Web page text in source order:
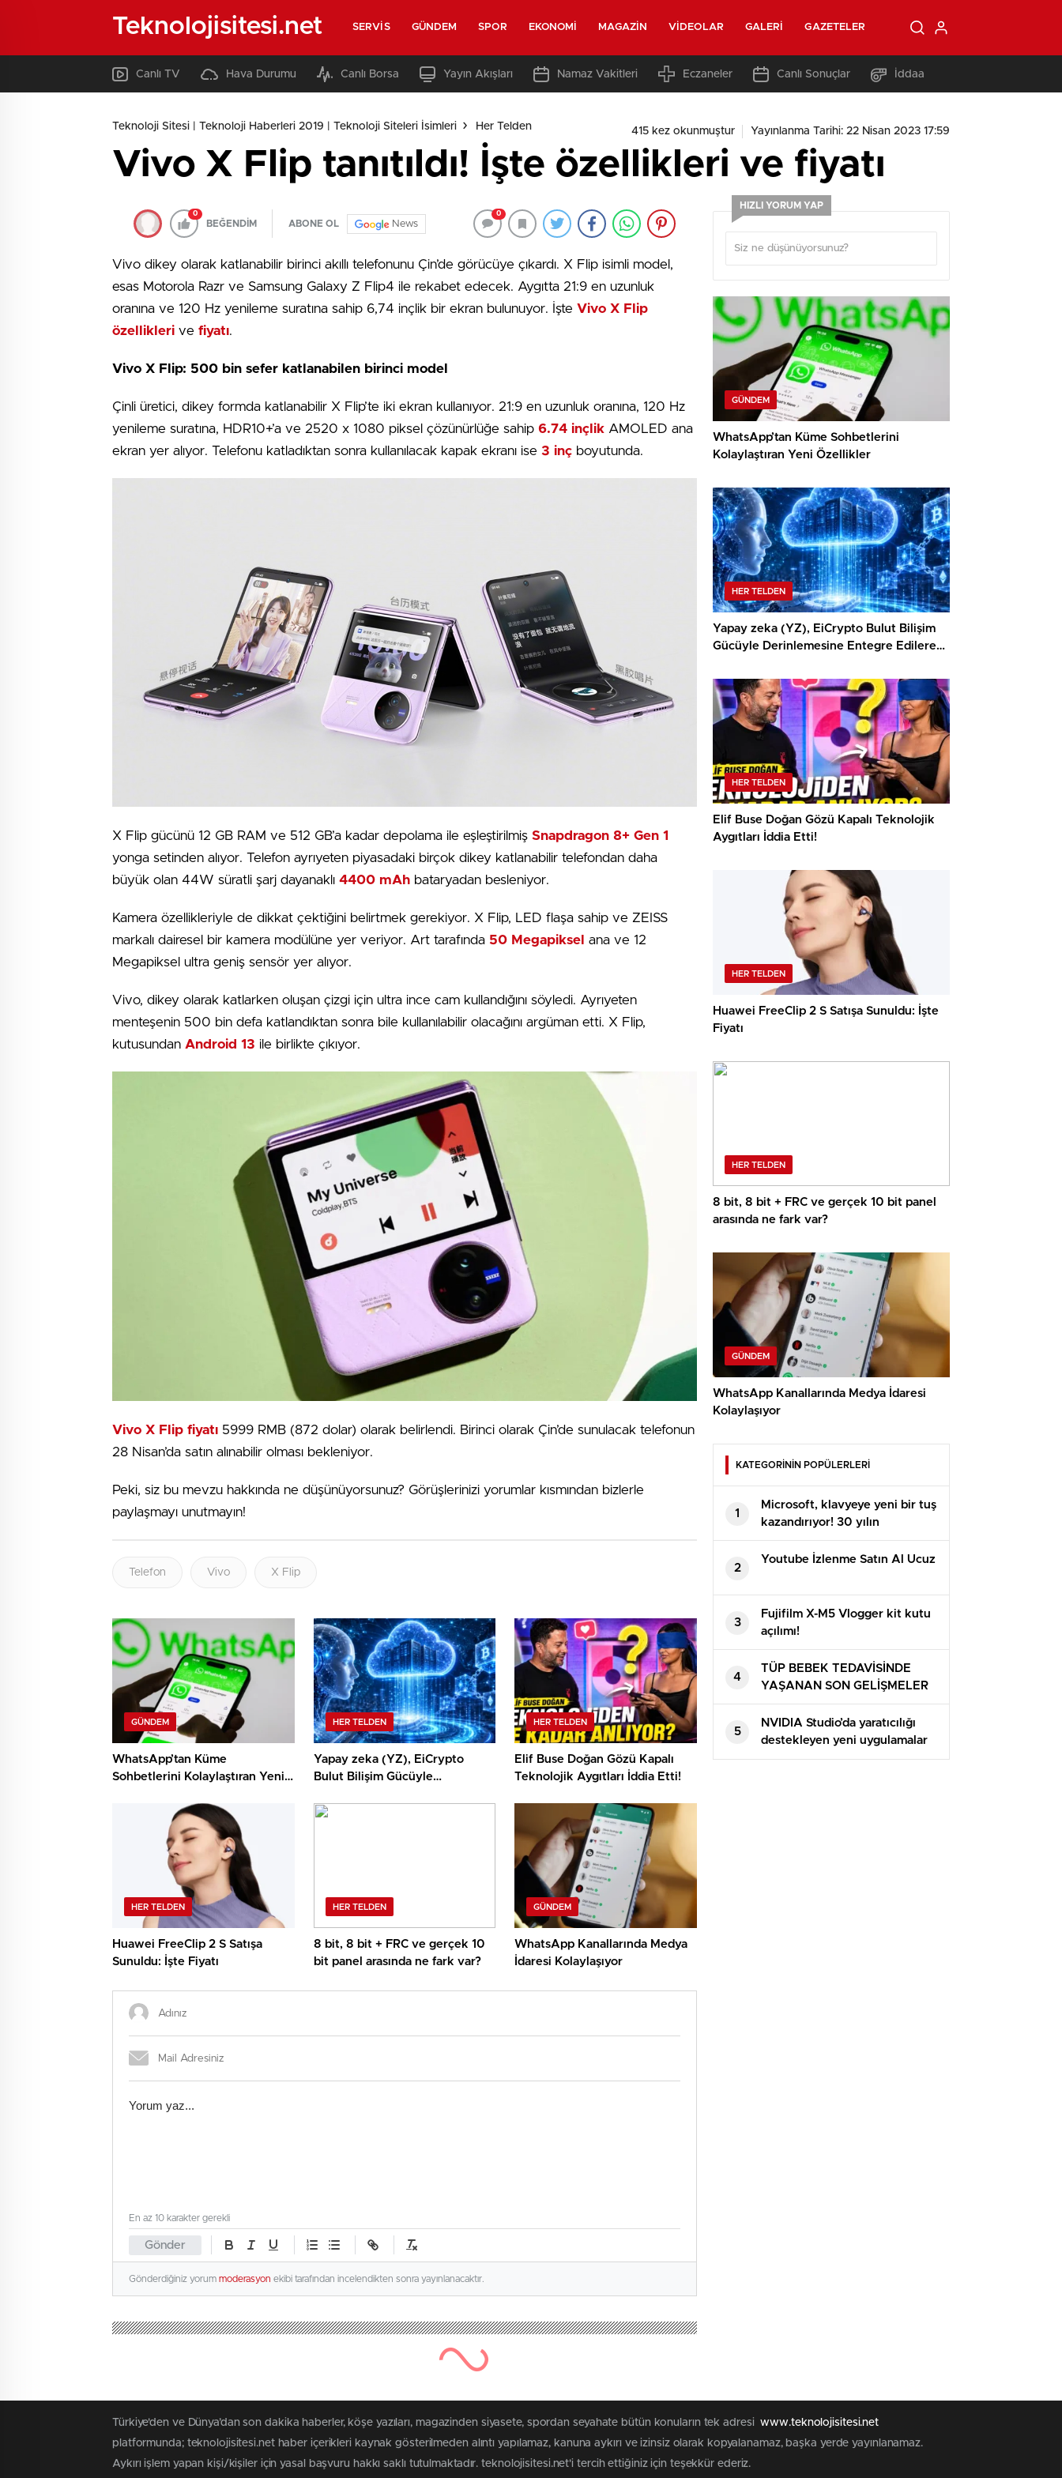
Teknolojisitesi.net SERVIS GÜNDEM SPOR EKONOMI MAGAZIN VIDEOLAR GALERI GAZETELER
Canlı TV Hava Durumu Canlı Borsa Yayın Akışları Namaz Vakitleri Eczaneler Canlı Sonuçlar İddaa
Teknoloji Sitesi | Teknoloji Haberleri 2019 | Teknoloji Siteleri İsimleri Her Telden 415 kez okunmuştur Yayınlanma Tarihi: 22 Nisan 2023 17:59
Vivo X Flip tanıtıldı! İşte özellikleri ve fiyatı
0
BEĞENDİM ABONE OL News
0
Vivo dikey olarak katlanabilir birinci akıllı telefonunu Çin’de görücüye çıkardı. X Flip isimli model,
esas Motorola Razr ve Samsung Galaxy Z Flip4 ile rekabet edecek. Aygıtta 21:9 en uzunluk
oranına ve 120 Hz yenileme suratına sahip 6,74 inçlik bir ekran bulunuyor. İşte Vivo X Flip
özellikleri ve fiyatı.
Vivo X Flip: 500 bin sefer katlanabilen birinci model
Çinli üretici, dikey formda katlanabilir X Flip’te iki ekran kullanıyor. 21:9 en uzunluk oranına, 120 Hz
yenileme suratına, HDR10+’a ve 2520 x 1080 piksel çözünürlüğe sahip 6.74 inçlik AMOLED ana
ekran yer alıyor. Telefonu katladıktan sonra kullanılacak kapak ekranı ise 3 inç boyutunda.
X Flip gücünü 12 GB RAM ve 512 GB’a kadar depolama ile eşleştirilmiş Snapdragon 8+ Gen 1
yonga setinden alıyor. Telefon ayrıyeten piyasadaki birçok dikey katlanabilir telefondan daha
büyük olan 44W süratli şarj dayanaklı 4400 mAh bataryadan besleniyor.
Kamera özellikleriyle de dikkat çektiğini belirtmek gerekiyor. X Flip, LED flaşa sahip ve ZEISS
markalı dairesel bir kamera modülüne yer veriyor. Art tarafında 50 Megapiksel ana ve 12
Megapiksel ultra geniş sensör yer alıyor.
Vivo, dikey olarak katlarken oluşan çizgi için ultra ince cam kullandığını söyledi. Ayrıyeten
menteşenin 500 bin defa katlandıktan sonra bile kullanılabilir olacağını argüman etti. X Flip,
kutusundan Android 13 ile birlikte çıkıyor.
Vivo X Flip fiyatı 5999 RMB (872 dolar) olarak belirlendi. Birinci olarak Çin’de sunulacak telefonun
28 Nisan’da satın alınabilir olması bekleniyor.
Peki, siz bu mevzu hakkında ne düşünüyorsunuz? Görüşlerinizi yorumlar kısmından bizlerle
paylaşmayı unutmayın!
Telefon Vivo X Flip
GÜNDEM
WhatsApp’tan Küme
Sohbetlerini Kolaylaştıran Yeni
HER TELDEN
Yapay zeka (YZ), EiCrypto
Bulut Bilişim Gücüyle
Edilerek, Türklerin Ayda 12.120
HER TELDEN
Elif Buse Doğan Gözü Kapalı
Teknolojik Aygıtları İddia Etti!
HER TELDEN
Huawei FreeClip 2 S Satışa
Sunuldu: İşte Fiyatı
HER TELDEN
8 bit, 8 bit + FRC ve gerçek 10
bit panel arasında ne fark var?
GÜNDEM
WhatsApp Kanallarında Medya
İdaresi Kolaylaşıyor
Gönder
En az 10 karakter gerekli
Gönderdiğiniz yorum moderasyon ekibi tarafından incelendikten sonra yayınlanacaktır.
HIZLI YORUM YAP
GÜNDEM
WhatsApp’tan Küme Sohbetlerini
Kolaylaştıran Yeni Özellikler
HER TELDEN
Yapay zeka (YZ), EiCrypto Bulut Bilişim
Gücüyle Derinlemesine Entegre Edilerek,
Elde Etmelerine Kolaylıkla Yardımcı
Oluyor
HER TELDEN
Elif Buse Doğan Gözü Kapalı Teknolojik
Aygıtları İddia Etti!
HER TELDEN
Huawei FreeClip 2 S Satışa Sunuldu: İşte
Fiyatı
HER TELDEN
8 bit, 8 bit + FRC ve gerçek 10 bit panel
arasında ne fark var?
GÜNDEM
WhatsApp Kanallarında Medya İdaresi
Kolaylaşıyor
KATEGORİNİN POPÜLERLERİ
1
Microsoft, klavyeye yeni bir tuş
kazandırıyor! 30 yılın
ardından…
2
Youtube İzlenme Satın Al Ucuz
3
Fujifilm X-M5 Vlogger kit kutu
açılımı!
4
TÜP BEBEK TEDAVİSİNDE
YAŞANAN SON GELİŞMELER
5
NVIDIA Studio’da yaratıcılığı
destekleyen yeni uygulamalar
çıkış yaptı!
Türkiye'den ve Dünya’dan son dakika haberler, köşe yazıları, magazinden siyasete, spordan seyahate bütün konuların tek adresiwww.teknolojisitesi.net
platformunda; teknolojisitesi.net haber içerikleri kaynak gösterilmeden alıntı yapılamaz, kanuna aykırı ve izinsiz olarak kopyalanamaz, başka yerde yayınlanamaz.
Aykırı işlem yapan kişi/kişiler için yasal başvuru hakkı saklı tutulmaktadır. teknolojisitesi.net'i tercih ettiğiniz için teşekkür ederiz.